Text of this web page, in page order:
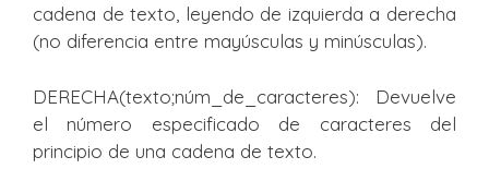
cadena de texto, leyendo de izquierda a derecha
(no diferencia entre mayúsculas y minúsculas).
DERECHA(texto;núm_de_caracteres): Devuelve
el número especificado de caracteres del
principio de una cadena de texto.